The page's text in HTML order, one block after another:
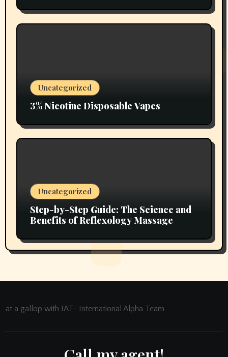
Uncategorized
3% Nicotine Disposable Vapes
Uncategorized
Step-by-Step Guide: The Science and
Benefits of Reflexology Massage
at a gallop with IAT- International Alpha Team